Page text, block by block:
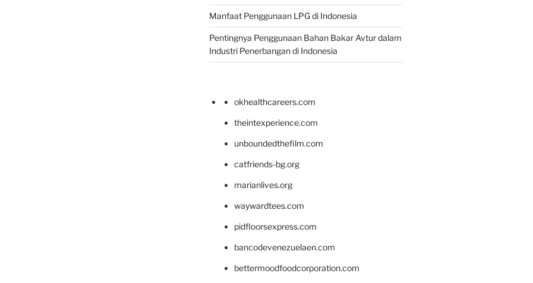
Manfaat Penggunaan LPG di Indonesia
Pentingnya Penggunaan Bahan Bakar Avtur dalam
Industri Penerbangan di Indonesia
okhealthcareers.com
theintexperience.com
unboundedthefilm.com
catfriends-bg.org
marianlives.org
waywardtees.com
pidfloorsexpress.com
bancodevenezuelaen.com
bettermoodfoodcorporation.com